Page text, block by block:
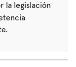
la legislación